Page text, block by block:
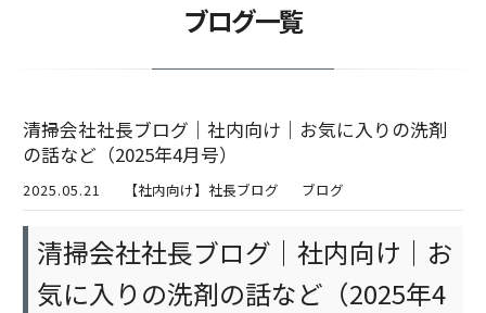
ブログ一覧
清掃会社社長ブログ｜社内向け｜お気に入りの洗剤
の話など（2025年4月号）
2025.05.21 【社内向け】社長ブログ ブログ
清掃会社社長ブログ｜社内向け｜お
気に入りの洗剤の話など（2025年4